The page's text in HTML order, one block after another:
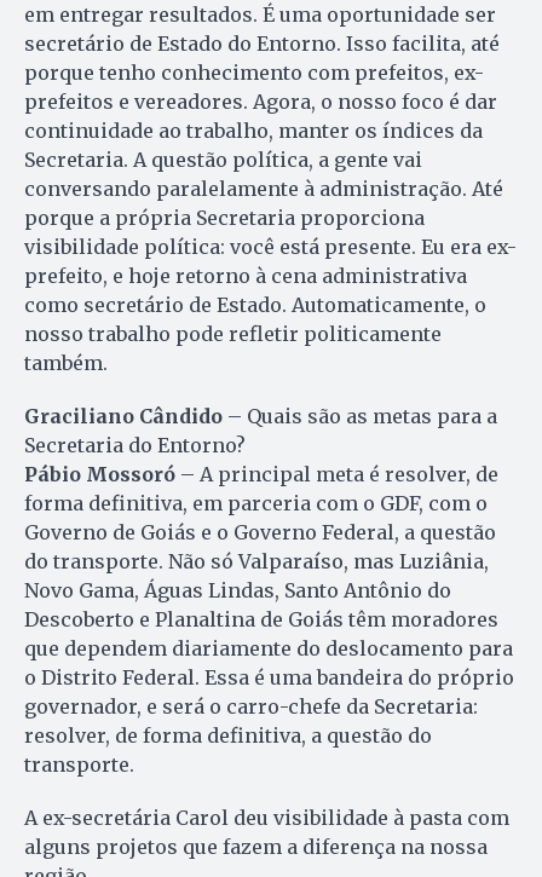
em entregar resultados. É uma oportunidade ser
secretário de Estado do Entorno. Isso facilita, até
porque tenho conhecimento com prefeitos, ex-
prefeitos e vereadores. Agora, o nosso foco é dar
continuidade ao trabalho, manter os índices da
Secretaria. A questão política, a gente vai
conversando paralelamente à administração. Até
porque a própria Secretaria proporciona
visibilidade política: você está presente. Eu era ex-
prefeito, e hoje retorno à cena administrativa
como secretário de Estado. Automaticamente, o
nosso trabalho pode refletir politicamente
também.
Graciliano Cândido – Quais são as metas para a
Secretaria do Entorno?
Pábio Mossoró – A principal meta é resolver, de
forma definitiva, em parceria com o GDF, com o
Governo de Goiás e o Governo Federal, a questão
do transporte. Não só Valparaíso, mas Luziânia,
Novo Gama, Águas Lindas, Santo Antônio do
Descoberto e Planaltina de Goiás têm moradores
que dependem diariamente do deslocamento para
o Distrito Federal. Essa é uma bandeira do próprio
governador, e será o carro-chefe da Secretaria:
resolver, de forma definitiva, a questão do
transporte.
A ex-secretária Carol deu visibilidade à pasta com
alguns projetos que fazem a diferença na nossa